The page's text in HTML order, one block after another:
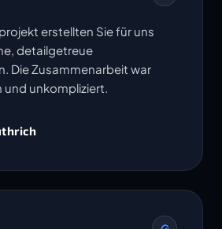
erstellten Sie für uns
detailgetreue
Die Zusammenarbeit war
und unkompliziert.